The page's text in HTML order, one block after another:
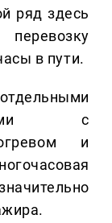
ряд здесь
в пути.
с
и